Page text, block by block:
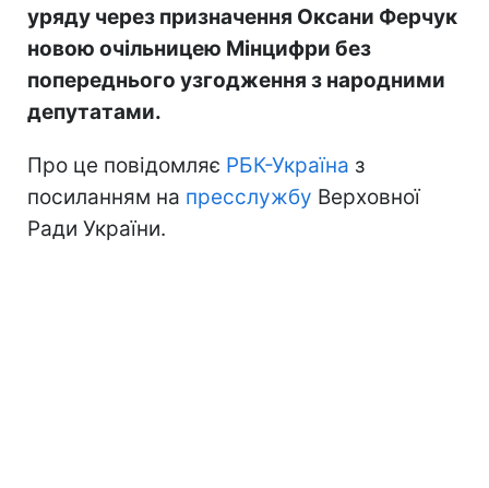
уряду через призначення Оксани Ферчук
новою очільницею Мінцифри без
попереднього узгодження з народними
депутатами.
Про це повідомляє РБК-Україна з
посиланням на пресслужбу Верховної
Ради України.